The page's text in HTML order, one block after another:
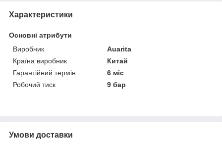
Характеристики
Основні атрибути
Виробник
Auarita
Країна виробник
Китай
Гарантійний термін
6 міс
Робочий тиск
9 бар
Умови доставки